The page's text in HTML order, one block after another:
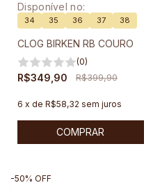
Disponível no:
34 35 36 37 38
CLOG BIRKEN RB COURO
(0)
R$349,90 R$399,90
6 x de R$58,32 sem juros
COMPRAR
-50% OFF